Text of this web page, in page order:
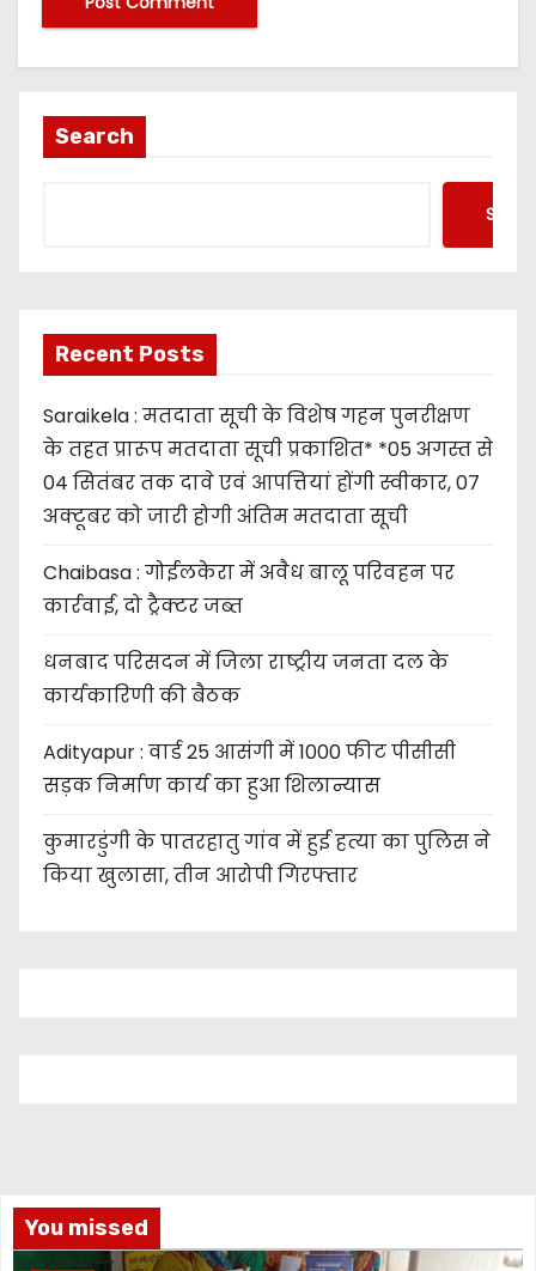
Search
Recent Posts
Saraikela : मतदाता सूची के विशेष गहन पुनरीक्षण
के तहत प्रारूप मतदाता सूची प्रकाशित* *05 अगस्त से
04 सितंबर तक दावे एवं आपत्तियां होंगी स्वीकार, 07
अक्टूबर को जारी होगी अंतिम मतदाता सूची
Chaibasa : गोईलकेरा में अवैध बालू परिवहन पर
कार्रवाई, दो ट्रैक्टर जब्त
धनबाद परिसदन में जिला राष्ट्रीय जनता दल के
कार्यकारिणी की बैठक
Adityapur : वार्ड 25 आसंगी में 1000 फीट पीसीसी
सड़क निर्माण कार्य का हुआ शिलान्यास
कुमारडुंगी के पातरहातु गांव में हुई हत्या का पुलिस ने
किया खुलासा, तीन आरोपी गिरफ्तार
You missed